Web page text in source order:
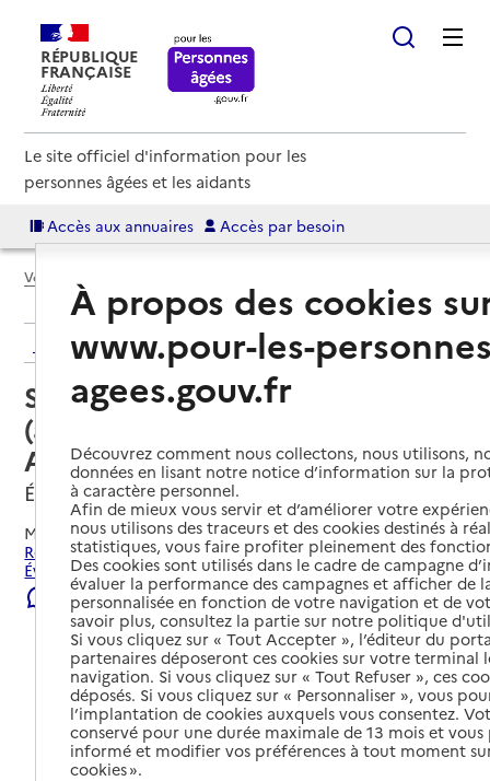
RÉPUBLIQUE
FRANÇAISE
Le site officiel d'information pour les
personnes âgées et les aidants
Accès aux annuaires Accès par besoin
Voir le fil d’Ariane
Retour aux résultats de l'annuaire
Service autonomie à domicile
(aide et soins) – Services mixtes
ADMR Portes de Normandie
Évreux, EURE
Mis à jour le05/08/2026
Rechercher les établissements et services autour de
Évreux.
Signaler une erreur
À propos des cookies
www.pour-les-
agees.gouv.fr
Découvrez comment nous collectons, nous utilisons,
données en lisant notre notice d’information sur la
à caractère personnel.
Afin de mieux vous servir et d’améliorer votre
nous utilisons des traceurs et des cookies destinés à
statistiques, vous faire profiter pleinement des
Des cookies sont utilisés dans le cadre de campagne
évaluer la performance des campagnes et afficher de
personnalisée en fonction de votre navigation et de
savoir plus, consultez la partie sur notre politique
Si vous cliquez sur « Tout Accepter », l’éditeur du
partenaires déposeront ces cookies sur votre terminal
navigation. Si vous cliquez sur « Tout Refuser », ces
déposés. Si vous cliquez sur « Personnaliser », vous
l’implantation de cookies auxquels vous consentez.
conservé pour une durée maximale de 13 mois et
informé et modifier vos préférences à tout moment
cookies ».